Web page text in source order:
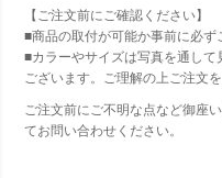
【ご注文前にご確認ください】
■商品の取付が可能か事前に必ず
■カラーやサイズは写真を通し
ございます。ご理解の上ご注文
ご注文前にご不明な点など御座
てお問い合わせください。